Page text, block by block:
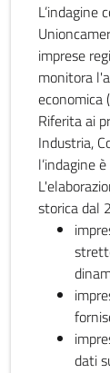
L’indagine
imprese
monitora
economica
Riferita ai
Industria,
l’indagine
storica dal
dati